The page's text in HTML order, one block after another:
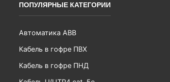
ПОПУЛЯРНЫЕ КАТЕГОРИИ
Автоматика ABB
Кабель в гофре ПВХ
Кабель в гофре ПНД